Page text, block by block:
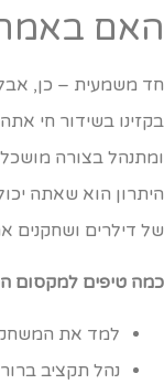
באמת
משמעית – כן, אבל
בשידור חי אתה
בצורה
הוא שאתה
דילרים ושחקנים
טיפים למקסום
למד את המשחק
נהל תקציב